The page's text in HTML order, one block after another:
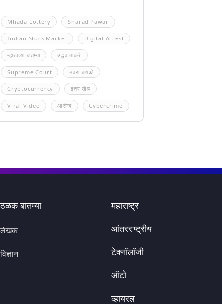
Mhada Lottery Sharad Pawar
Indian Stock Market Digital Arrest
म्हाडाच्या बातम्या उद्धव ठाकरे
Supreme Court नवरा बायको
Cryptocurrency इतर खेळ
Viral Video आरोग्य Cybercrime
ठळक बातम्या
लेखक
विज्ञान
महाराष्ट्र
आंतरराष्ट्रीय
टेक्नॉलॉजी
ऑटो
व्हायरल